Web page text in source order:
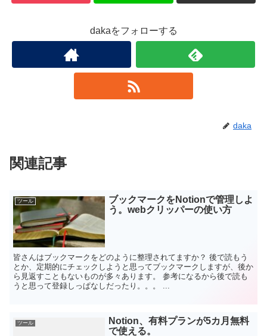
dakaをフォローする
daka
関連記事
ツール
ブックマークをNotionで管理しよ
う。webクリッパーの使い方
皆さんはブックマークをどのように整理されてますか？ 後で読もう
とか、定期的にチェックしようと思ってブックマークしますが、後か
ら見返すこともないものが多々あります。 参考になるから後で読も
うと思って登録しっぱなしだったり。。。 ...
ツール
Notion、有料プランが5カ月無料
で使える。